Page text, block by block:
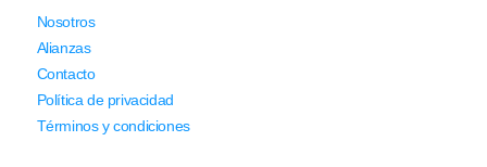
Nosotros
Alianzas
Contacto
Política de privacidad
Términos y condiciones